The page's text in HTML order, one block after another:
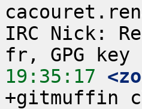
IRC Nick:
19:35:17
+gitmuffin